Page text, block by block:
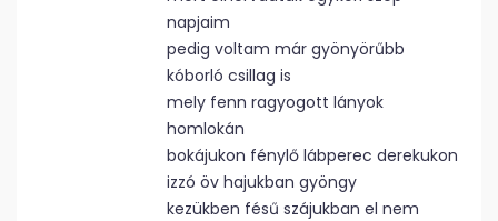
napjaim
pedig voltam már gyönyörűbb
kóborló csillag is
mely fenn ragyogott lányok
homlokán
bokájukon fénylő lábperec derekukon
izzó öv hajukban gyöngy
kezükben fésű szájukban el nem